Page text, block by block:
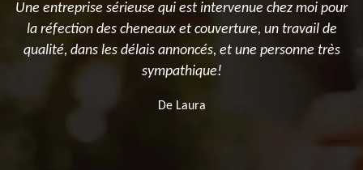
Une entreprise sérieuse qui est intervenue chez moi pour
la réfection des cheneaux et couverture, un travail de
qualité, dans les délais annoncés, et une personne très
sympathique!
De Laura